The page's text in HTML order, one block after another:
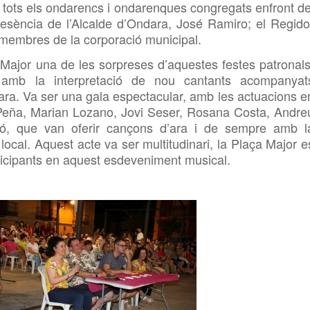
tots elsondarencs i ondarenques congregats enfront
de l’Alcalde d’Ondara, José Ramiro; el
de la corporació municipal.
una de les sorpreses d’aquestes festes
la interpretació de nou cantants
Va ser unagala espectacular, amb les actuacions
Marian Lozano,Jovi Seser, Rosana Costa,
que van oferir cançons d’ara i de sempre amb
Aquest acteva ser multitudinari, la Plaça Major
en aquest esdeveniment musical.